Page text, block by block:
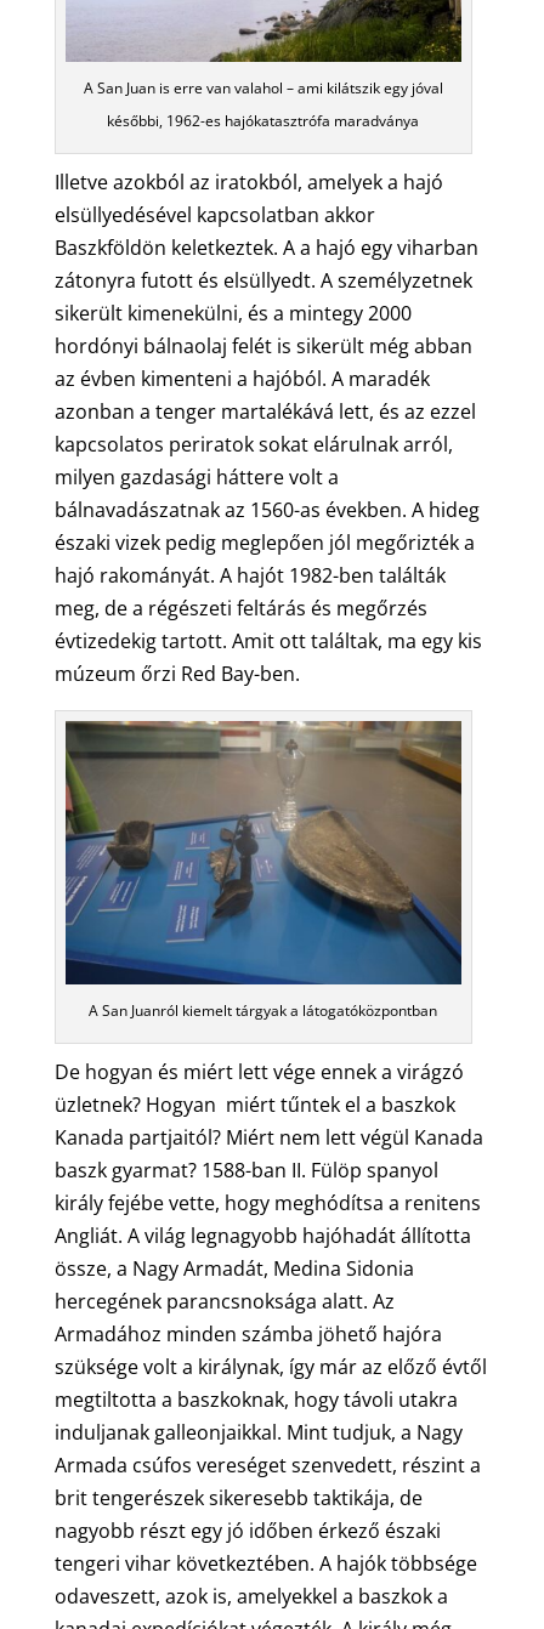
A San Juan is erre van valahol – ami kilátszik egy jóval
későbbi, 1962-es hajókatasztrófa maradványa
Illetve azokból az iratokból, amelyek a hajó
elsüllyedésével kapcsolatban akkor
Baszkföldön keletkeztek. A a hajó egy viharban
zátonyra futott és elsüllyedt. A személyzetnek
sikerült kimenekülni, és a mintegy 2000
hordónyi bálnaolaj felét is sikerült még abban
az évben kimenteni a hajóból. A maradék
azonban a tenger martalékává lett, és az ezzel
kapcsolatos periratok sokat elárulnak arról,
milyen gazdasági háttere volt a
bálnavadászatnak az 1560-as években. A hideg
északi vizek pedig meglepően jól megőrizték a
hajó rakományát. A hajót 1982-ben találták
meg, de a régészeti feltárás és megőrzés
évtizedekig tartott. Amit ott találtak, ma egy kis
múzeum őrzi Red Bay-ben.
A San Juanról kiemelt tárgyak a látogatóközpontban
De hogyan és miért lett vége ennek a virágzó
üzletnek? Hogyan miért tűntek el a baszkok
Kanada partjaitól? Miért nem lett végül Kanada
baszk gyarmat? 1588-ban II. Fülöp spanyol
király fejébe vette, hogy meghódítsa a renitens
Angliát. A világ legnagyobb hajóhadát állította
össze, a Nagy Armadát, Medina Sidonia
hercegének parancsnoksága alatt. Az
Armadához minden számba jöhető hajóra
szüksége volt a királynak, így már az előző évtől
megtiltotta a baszkoknak, hogy távoli utakra
induljanak galleonjaikkal. Mint tudjuk, a Nagy
Armada csúfos vereséget szenvedett, részint a
brit tengerészek sikeresebb taktikája, de
nagyobb részt egy jó időben érkező északi
tengeri vihar következtében. A hajók többsége
odaveszett, azok is, amelyekkel a baszkok a